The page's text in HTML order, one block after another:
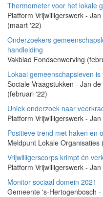
Thermometer voor het lokale
Platform Vrijwilligerswerk -
(maart '22)
Onderzoekers
handleiding
Vakblad Fondsenwerving
Lokaal gemeenschapsleven is
Sociale Vraagstukken - Jan
(februari '22)
Uniek onderzoek naar
Platform Vrijwilligerswerk -
Positieve trend met haken en
Meldpunt Lokale Organisaties
Vrijwilligerscorps krimpt én
Platform Vrijwilligerswerk -
Monitor sociaal domein 2021
Gemeente 's-Hertogenbosch